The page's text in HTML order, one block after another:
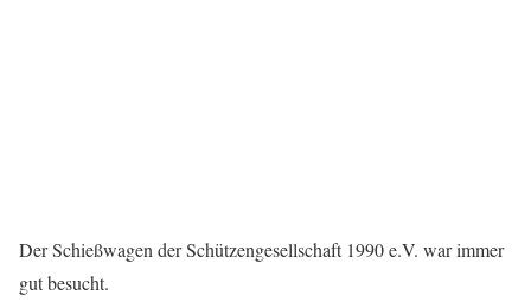
Der Schießwagen der Schützengesellschaft 1990 e.V. war immer
gut besucht.